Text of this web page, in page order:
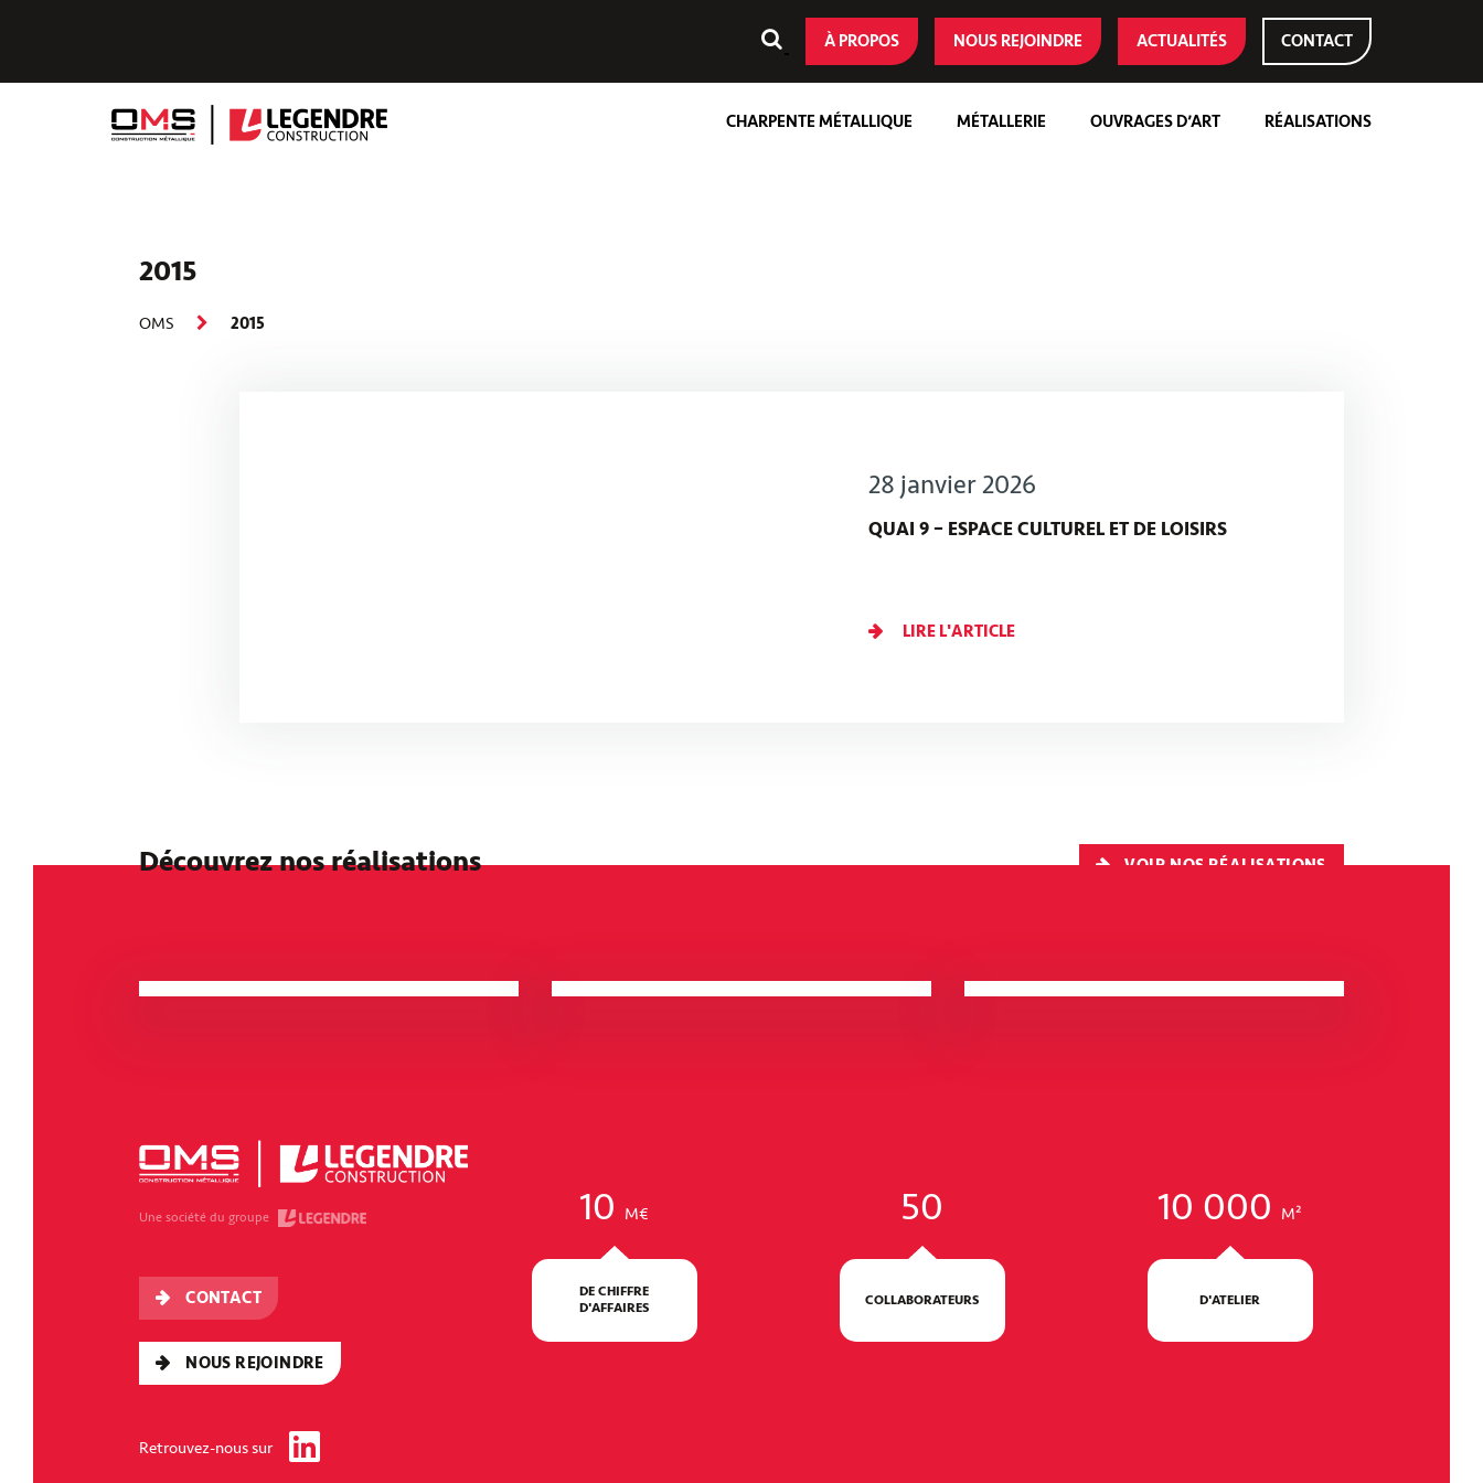
À PROPOS NOUS REJOINDRE ACTUALITÉS CONTACT
CHARPENTE MÉTALLIQUE MÉTALLERIE OUVRAGES D’ART RÉALISATIONS
2015
OMS 2015
28 janvier 2026
QUAI 9 – ESPACE CULTUREL ET DE LOISIRS
LIRE L'ARTICLE
Découvrez nos réalisations VOIR NOS RÉALISATIONS
Une société du groupe
CONTACT
NOUS REJOINDRE
10 M€
DE CHIFFRE
D'AFFAIRES
50
COLLABORATEURS
10 000 M²
D'ATELIER
Retrouvez-nous sur